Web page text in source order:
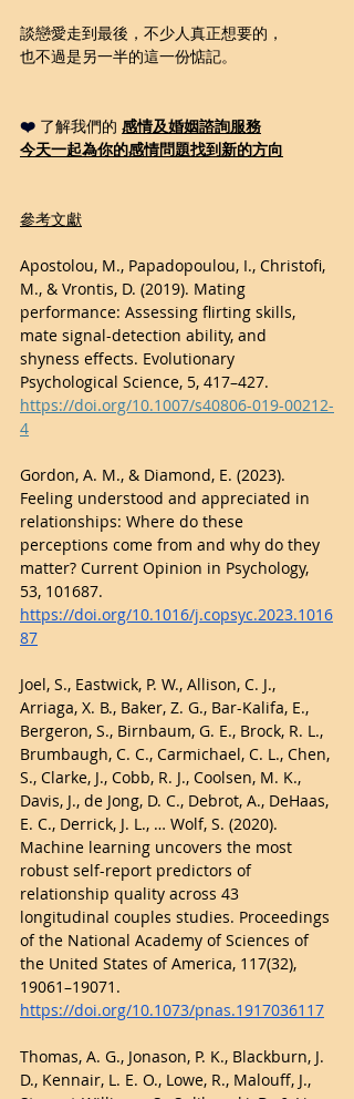
談戀愛走到最後，不少人真正想要的，
也不過是另一半的這一份惦記。
❤️ 了解我們的 感情及婚姻諮詢服務
今天一起為你的感情問題找到新的方向
參考文獻
Apostolou, M., Papadopoulou, I., Christofi,
M., & Vrontis, D. (2019). Mating
performance: Assessing flirting skills,
mate signal-detection ability, and
shyness effects. Evolutionary
Psychological Science, 5, 417–427.
https://doi.org/10.1007/s40806-019-00212-
4
Gordon, A. M., & Diamond, E. (2023).
Feeling understood and appreciated in
relationships: Where do these
perceptions come from and why do they
matter? Current Opinion in Psychology,
53, 101687.
https://doi.org/10.1016/j.copsyc.2023.1016
87
Joel, S., Eastwick, P. W., Allison, C. J.,
Arriaga, X. B., Baker, Z. G., Bar-Kalifa, E.,
Bergeron, S., Birnbaum, G. E., Brock, R. L.,
Brumbaugh, C. C., Carmichael, C. L., Chen,
S., Clarke, J., Cobb, R. J., Coolsen, M. K.,
Davis, J., de Jong, D. C., Debrot, A., DeHaas,
E. C., Derrick, J. L., … Wolf, S. (2020).
Machine learning uncovers the most
robust self-report predictors of
relationship quality across 43
longitudinal couples studies. Proceedings
of the National Academy of Sciences of
the United States of America, 117(32),
19061–19071.
https://doi.org/10.1073/pnas.1917036117
Thomas, A. G., Jonason, P. K., Blackburn, J.
D., Kennair, L. E. O., Lowe, R., Malouff, J.,